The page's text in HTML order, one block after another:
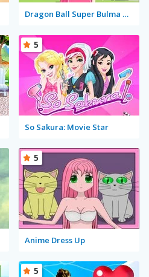
Dragon Ball Super Bulma Dress Up
So Sakura: Movie Star
5
Anime Dress Up
5
5